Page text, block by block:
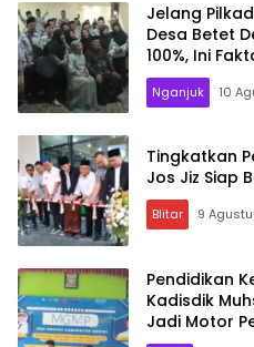
Jelang
Desa Betet
100%, Ini
Nganjuk 10
Tingkatkan
Jos Jiz Siap
Blitar 9
Pendidikan
Kadisdik
Jadi Motor